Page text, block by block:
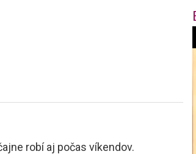
robí aj počas víkendov.
f
u